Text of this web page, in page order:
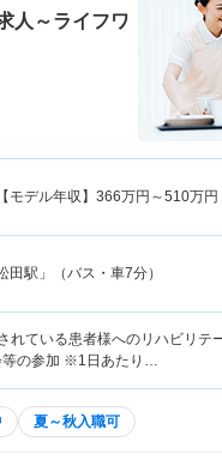
人～ライフワ
モデル年収】 366万円～510万円
田駅」（バス・車7分）
れている患者様へのリハビリテ
等の参加 ※1日あたり…
夏～秋入職可